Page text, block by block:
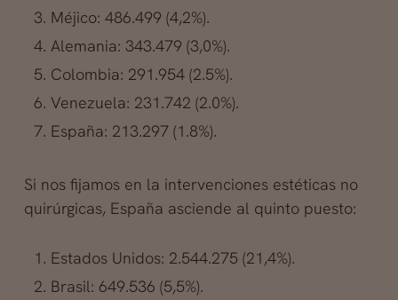
Méjico: 486.499 (4,2%).
Alemania: 343.479 (3,0%).
Colombia: 291.954 (2.5%).
Venezuela: 231.742 (2.0%).
España: 213.297 (1.8%).
Si nos fijamos en la intervenciones estéticas no
quirúrgicas, España asciende al quinto puesto:
Estados Unidos: 2.544.275 (21,4%).
Brasil: 649.536 (5,5%).